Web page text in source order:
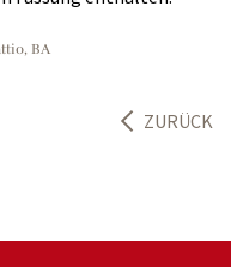
BA
ZURÜCK